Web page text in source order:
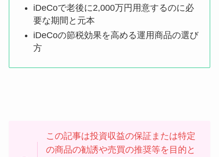
iDeCoで老後に2,000万円用意するのに必
要な期間と元本
iDeCoの節税効果を高める運用商品の選び
方
この記事は投資収益の保証または特定
の商品の勧誘や売買の推奨等を目的と